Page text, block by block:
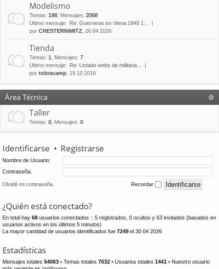
Modelismo
Temas: 198 Mensajes: 2068
Último mensaje:
Re: Guerreras en Viena 1945 1…
por CHESTERNIMITZ , 26 04 2026
Tienda
Temas: 1 Mensajes: 7
Último mensaje:
Re: Listado webs de militaria…
por tobracamp , 19 10 2016
Área Técnica
Taller
Temas: 0 Mensajes: 0
Identificarse • Registrarse
Nombre de Usuario:
Contraseña:
Olvidé mi contraseña Recordar
¿Quién está conectado?
En total hay 68 usuarios conectados :: 5 registrados, 0 ocultos y 63 invitados (basados en
usuarios activos en los últimos 5 minutos)
La mayor cantidad de usuarios identificados fue 7249 el 30 04 2026
Estadísticas
Mensajes totales 54063 • Temas totales 7032 • Usuarios totales 1441 • Nuestro usuario